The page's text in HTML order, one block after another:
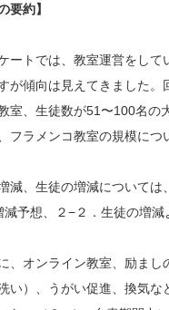
要約】
ートでは、教室運営をし
が傾向は見えてきました
室、生徒数が51〜100名の
フラメンコ教室の規模につ
減、生徒の増減について
予想、２−２．生徒の増減
、オンライン教室、励ま
い）、うがい促進、換気